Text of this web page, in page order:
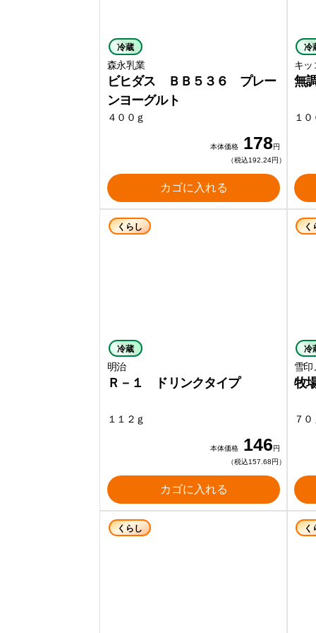
冷蔵
森永乳業
ビヒダス ＢＢ５３６ プレー
ンヨーグルト
４００ｇ
本体価格 178円
（税込192.24円）
カゴに入れる
冷
キッ
無
１
くらし
冷蔵
明治
Ｒ－１ ドリンクタイプ
１１２ｇ
本体価格 146円
（税込157.68円）
カゴに入れる
く
冷
雪印
牧
７
くらし く